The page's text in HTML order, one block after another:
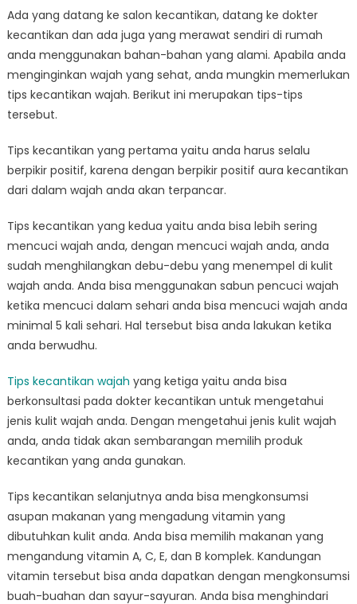
Ada yang datang ke salon kecantikan, datang ke dokter
kecantikan dan ada juga yang merawat sendiri di rumah
anda menggunakan bahan-bahan yang alami. Apabila anda
menginginkan wajah yang sehat, anda mungkin memerlukan
tips kecantikan wajah. Berikut ini merupakan tips-tips
tersebut.
Tips kecantikan yang pertama yaitu anda harus selalu
berpikir positif, karena dengan berpikir positif aura kecantikan
dari dalam wajah anda akan terpancar.
Tips kecantikan yang kedua yaitu anda bisa lebih sering
mencuci wajah anda, dengan mencuci wajah anda, anda
sudah menghilangkan debu-debu yang menempel di kulit
wajah anda. Anda bisa menggunakan sabun pencuci wajah
ketika mencuci dalam sehari anda bisa mencuci wajah anda
minimal 5 kali sehari. Hal tersebut bisa anda lakukan ketika
anda berwudhu.
Tips kecantikan wajah yang ketiga yaitu anda bisa
berkonsultasi pada dokter kecantikan untuk mengetahui
jenis kulit wajah anda. Dengan mengetahui jenis kulit wajah
anda, anda tidak akan sembarangan memilih produk
kecantikan yang anda gunakan.
Tips kecantikan selanjutnya anda bisa mengkonsumsi
asupan makanan yang mengadung vitamin yang
dibutuhkan kulit anda. Anda bisa memilih makanan yang
mengandung vitamin A, C, E, dan B komplek. Kandungan
vitamin tersebut bisa anda dapatkan dengan mengkonsumsi
buah-buahan dan sayur-sayuran. Anda bisa menghindari